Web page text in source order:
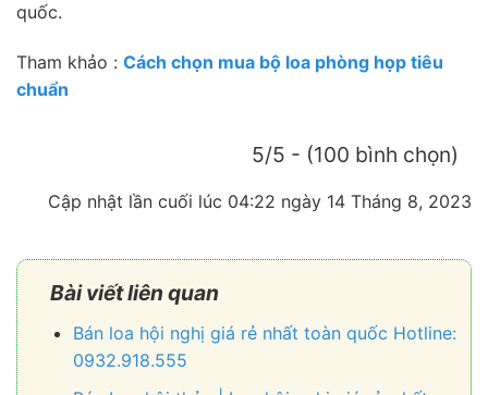
quốc.
Tham khảo : Cách chọn mua bộ loa phòng họp tiêu
chuẩn
5/5 - (100 bình chọn)
Cập nhật lần cuối lúc 04:22 ngày 14 Tháng 8, 2023
Bài viết liên quan
Bán loa hội nghị giá rẻ nhất toàn quốc Hotline:
0932.918.555